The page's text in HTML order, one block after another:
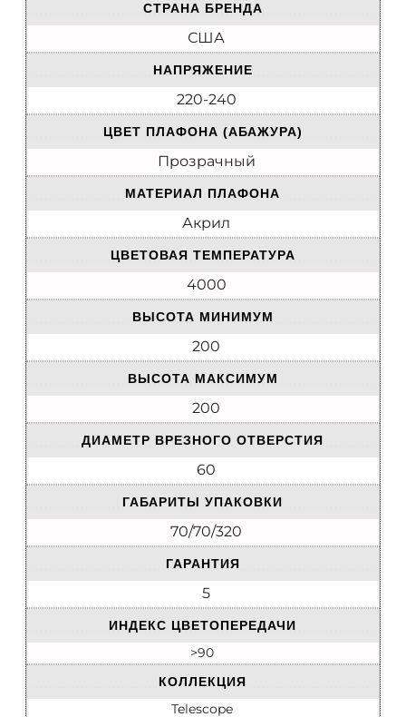
СТРАНА БРЕНДА
США
НАПРЯЖЕНИЕ
220-240
ЦВЕТ ПЛАФОНА (АБАЖУРА)
Прозрачный
МАТЕРИАЛ ПЛАФОНА
Акрил
ЦВЕТОВАЯ ТЕМПЕРАТУРА
4000
ВЫСОТА МИНИМУМ
200
ВЫСОТА МАКСИМУМ
200
ДИАМЕТР ВРЕЗНОГО ОТВЕРСТИЯ
60
ГАБАРИТЫ УПАКОВКИ
70/70/320
ГАРАНТИЯ
5
ИНДЕКС ЦВЕТОПЕРЕДАЧИ
>90
КОЛЛЕКЦИЯ
Telescope